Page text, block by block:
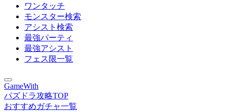
ワンタッチ
モンスター検索
アシスト検索
最強パーティ
最強アシスト
フェス限一覧
GameWith
パズドラ攻略TOP
おすすめガチャ一覧